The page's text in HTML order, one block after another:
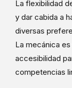
La flexibilidad
y dar cabida a
diversas
La mecánica
accesibilidad
competencias